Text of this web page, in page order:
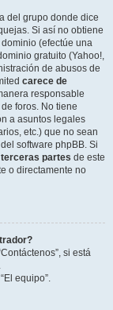
del grupo donde dice
Si así no obtiene
(efectúe una
gratuito (Yahoo!,
de abusos de
carece de
responsable
foros. No tiene
a asuntos legales
etc.) que no sean
software phpBB. Si
partes de este
o directamente no
si está
equipo”.